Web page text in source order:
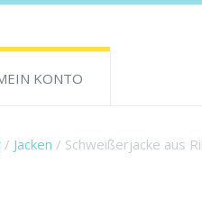
KONTO
/ Jacken / Schweißerjacke aus